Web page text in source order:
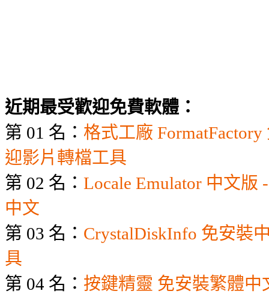
近期最受歡迎免費軟體：
第 01 名： 格式工廠
迎影片轉檔工具
第 02 名： Locale Emulator 中文
中文
第 03 名： CrystalDiskInfo 免安裝
具
第 04 名： 按鍵精靈 免安裝繁體